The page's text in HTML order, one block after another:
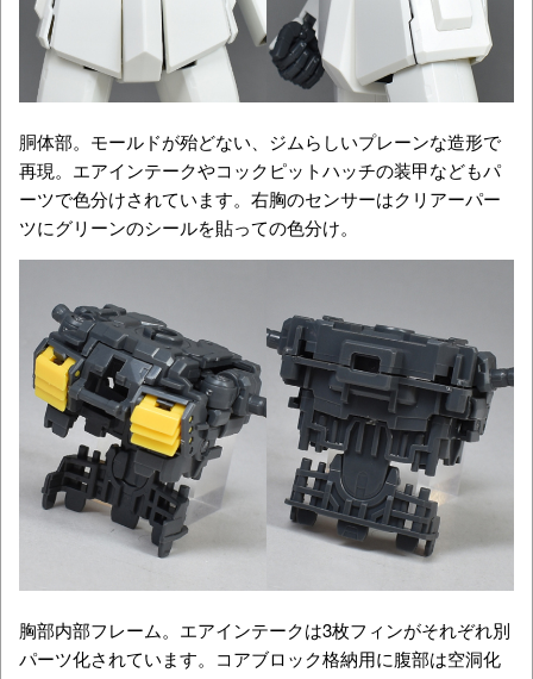
胴体部。モールドが殆どない、ジムらしいプレーンな造形で
再現。エアインテークやコックピットハッチの装甲などもパ
ーツで色分けされています。右胸のセンサーはクリアーパー
ツにグリーンのシールを貼っての色分け。
胸部内部フレーム。エアインテークは3枚フィンがそれぞれ別
パーツ化されています。コアブロック格納用に腹部は空洞化